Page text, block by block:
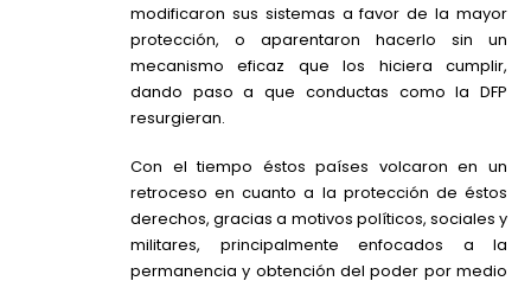
modificaron sus sistemas a favor de la mayor
protección, o aparentaron hacerlo sin un
mecanismo eficaz que los hiciera cumplir,
dando paso a que conductas como la DFP
resurgieran.
Con el tiempo éstos países volcaron en un
retroceso en cuanto a la protección de éstos
derechos, gracias a motivos políticos, sociales y
militares, principalmente enfocados a la
permanencia y obtención del poder por medio